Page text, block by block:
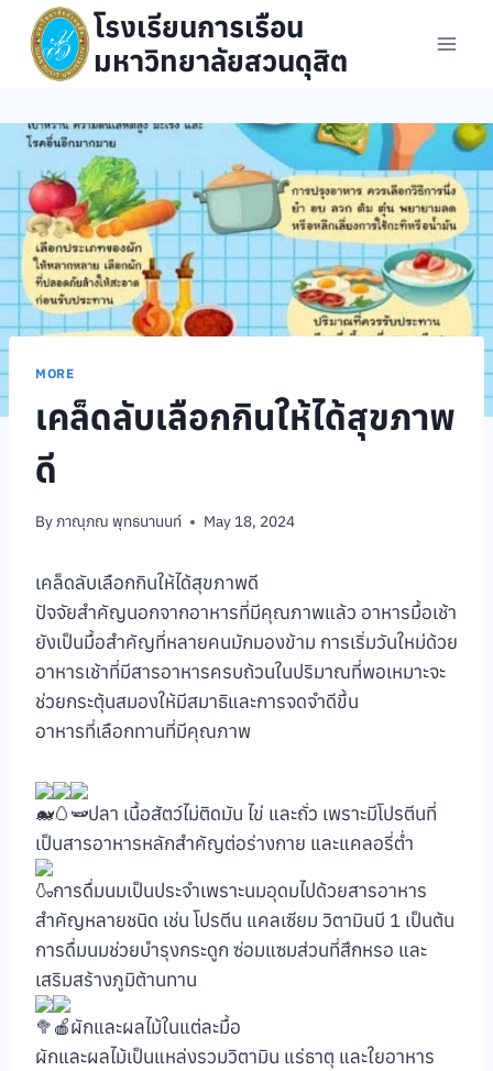
content
โรงเรียนการเรือน
มหาวิทยาลัยสวนดุสิต
MORE
เคล็ดลับเลือกกินให้ได้สุขภาพ
ดี
Byภาณุภณ พุทธนานนท์ May 18, 2024
เคล็ดลับเลือกกินให้ได้สุขภาพดี
ปัจจัยสำคัญนอกจากอาหารที่มีคุณภาพแล้ว อาหารมื้อเช้า
ยังเป็นมื้อสำคัญที่หลายคนมักมองข้าม การเริ่มวันใหม่ด้วย
อาหารเช้าที่มีสารอาหารครบถ้วนในปริมาณที่พอเหมาะจะ
ช่วยกระตุ้นสมองให้มีสมาธิและการจดจำดีขึ้น
อาหารที่เลือกทานที่มีคุณภาพ
ปลา เนื้อสัตว์ไม่ติดมัน ไข่ และถั่ว เพราะมีโปรตีนที่
เป็นสารอาหารหลักสำคัญต่อร่างกาย และแคลอรี่ต่ำ
การดื่มนมเป็นประจำเพราะนมอุดมไปด้วยสารอาหาร
สำคัญหลายชนิด เช่น โปรตีน แคลเซียม วิตามินบี 1 เป็นต้น
การดื่มนมช่วยบำรุงกระดูก ซ่อมแซมส่วนที่สึกหรอ และ
เสริมสร้างภูมิต้านทาน
ผักและผลไม้ในแต่ละมื้อ
ผักและผลไม้เป็นแหล่งรวมวิตามิน แร่ธาตุ และใยอาหาร